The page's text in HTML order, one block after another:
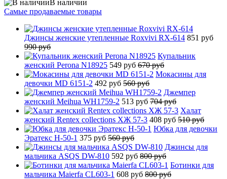
В наличии
Самые продаваемые товары
Джинсы женские утепленные Roxvivi RX-614 851 руб
990 руб
Купальник
женский Perona N18925 549 руб 670 руб
Мокасины для
девочки MD 6151-2 492 руб 560 руб
Джемпер
женский Meihua WH1759-2 513 руб 704 руб
Халат
женский Rentex collections ХЖ 57-3 408 руб 510 руб
Юбка для девочки
Эратекс H-50-1 375 руб 560 руб
Джинсы для
мальчика ASQS DW-810 592 руб 800 руб
Ботинки для
мальчика Maierfa CL603-1 608 руб 800 руб